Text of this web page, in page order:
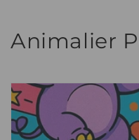
C
l
l
Animalier